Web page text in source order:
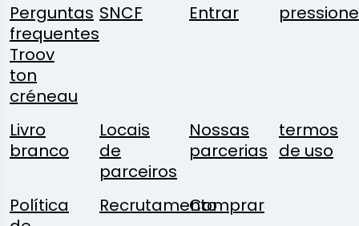
Perguntas
frequentes
Troov
ton
créneau
SNCF Entrar pressione
Livro
branco
Locais
de
parceiros
Nossas
parcerias
termos
de uso
Política
RecrutamentoComprar